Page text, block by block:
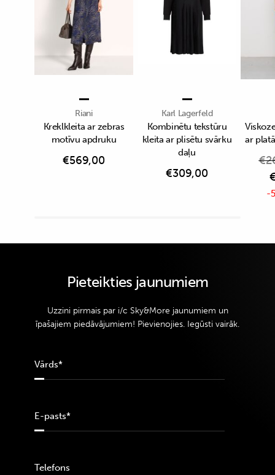
Riani
Kreklkleita ar zebras
motīvu apdruku
€569,00
Karl Lagerfeld
Kombinētu tekstūru
kleita ar plisētu svārku
daļu
€309,00
ar
€
-
Pieteikties jaunumiem
Uzzini pirmais par i/c Sky&More jaunumiem un
īpašajiem piedāvājumiem! Pievienojies. Iegūsti vairāk.